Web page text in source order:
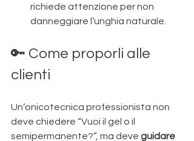
richiede attenzione per non
danneggiare l’unghia naturale.
🔑 Come proporli alle
clienti
Un’onicotecnica professionista non
deve chiedere “Vuoi il gel o il
semipermanente?”, ma deve guidare